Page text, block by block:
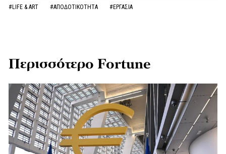
#LIFE & ART #ΑΠΟΔΟΤΙΚΟΤΗΤΑ #ΕΡΓΑΣΙΑ
Περισσότερο Fortune